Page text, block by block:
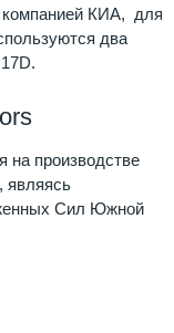
компанией КИА, для
два
на производстве
являясь
Сил Южной